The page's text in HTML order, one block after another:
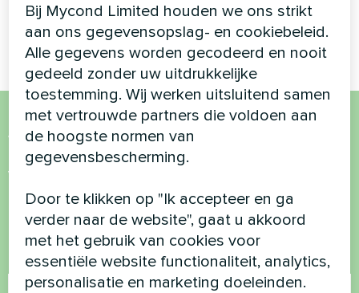
Home Smart-serie
ventilatorconvector Glass
serie
Wil je kopen of heb je
vragen?
Neem contact met ons op en we helpen je
Naam
Bij Mycond Limited houden we ons strikt
aan ons gegevensopslag- en cookiebeleid.
Alle gegevens worden gecodeerd en nooit
gedeeld zonder uw uitdrukkelijke
toestemming. Wij werken uitsluitend samen
met vertrouwde partners die voldoen aan
de hoogste normen van
gegevensbescherming.
Door te klikken op "Ik accepteer en ga
verder naar de website", gaat u akkoord
met het gebruik van cookies voor
essentiële website functionaliteit, analytics,
personalisatie en marketing doeleinden.